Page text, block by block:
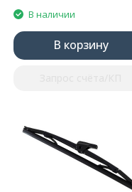
В наличии
В корзину